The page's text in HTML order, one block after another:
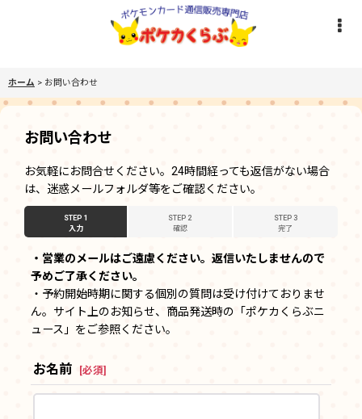
ホーム > お問い合わせ
お問い合わせ
お気軽にお問合せください。24時間経っても返信がない場合
は、迷惑メールフォルダ等をご確認ください。
STEP 1
入力
STEP 2
確認
STEP 3
完了
・営業のメールはご遠慮ください。返信いたしませんので
予めご了承ください。
・予約開始時期に関する個別の質問は受け付けておりませ
ん。サイト上のお知らせ、商品発送時の「ポケカくらぶニ
ュース」をご参照ください。
お名前 [必須]